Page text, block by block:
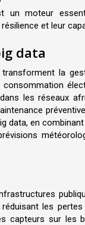
un moteur
et leur
data
la
consommation
les réseaux
data, en
les
capteurs sur